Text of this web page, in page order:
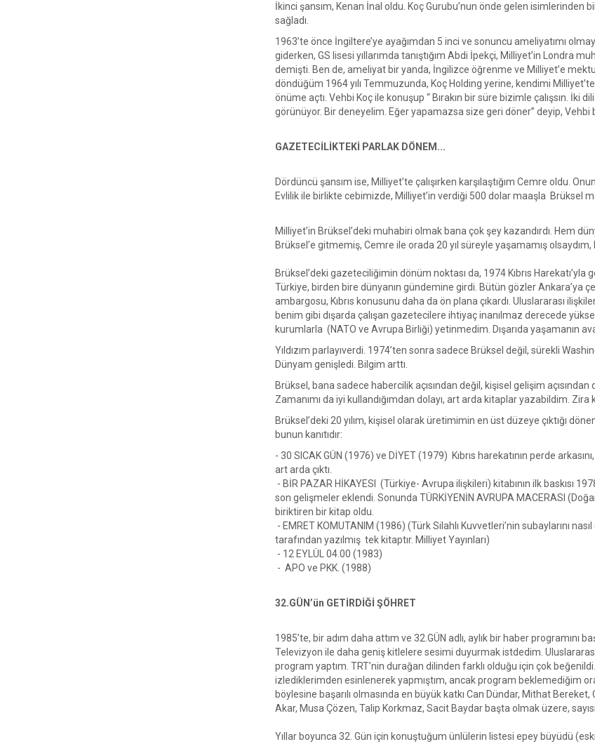
İkinci şansım, Kenan İnal oldu. Koç Gurubu’nun önde gelen
sağladı.
1963’te önce İngiltere’ye ayağımdan 5 inci ve sonuncu ameliyatımı
giderken, GS lisesi yıllarımda tanıştığım Abdi İpekçi, Milliyet’in Londra
demişti. Ben de, ameliyat bir yanda, İngilizce öğrenme ve Milliyet’e
döndüğüm 1964 yılı Temmuzunda, Koç Holding yerine, kendimi
önüme açtı. Vehbi Koç ile konuşup “ Bırakın bir süre bizimle çalışsın.
görünüyor. Bir deneyelim. Eğer yapamazsa size geri döner” deyip, Vehbi
GAZETECİLİKTEKİ PARLAK DÖNEM...
Dördüncü şansım ise, Milliyet’te çalışırken karşılaştığım Cemre oldu.
Evlilik ile birlikte cebimizde, Milliyet’in verdiği 500 dolar maaşla Brüksel
Milliyet’in Brüksel’deki muhabiri olmak bana çok şey kazandırdı. Hem
Brüksel’e gitmemiş, Cemre ile orada 20 yıl süreyle yaşamamış
Brüksel’deki gazeteciliğimin dönüm noktası da, 1974 Kıbrıs
Türkiye, birden bire dünyanın gündemine girdi. Bütün gözler Ankara’ya
ambargosu, Kıbrıs konusunu daha da ön plana çıkardı. Uluslararası
benim gibi dışarda çalışan gazetecilere ihtiyaç inanılmaz derecede
kurumlarla (NATO ve Avrupa Birliği) yetinmedim. Dışarıda yaşamanın
Yıldızım parlayıverdi. 1974’ten sonra sadece Brüksel değil, sürekli
Dünyam genişledi. Bilgim arttı.
Brüksel, bana sadece habercilik açısından değil, kişisel gelişim açısından
Zamanımı da iyi kullandığımdan dolayı, art arda kitaplar yazabildim. Zira
Brüksel’deki 20 yılım, kişisel olarak üretimimin en üst düzeye çıktığı
bunun kanıtıdır:
- 30 SICAK GÜN (1976) ve DİYET (1979) Kıbrıs harekatının perde
art arda çıktı.
- BİR PAZAR HİKAYESI (Türkiye- Avrupa ilişkileri) kitabının ilk baskısı
son gelişmeler eklendi. Sonunda TÜRKİYENİN AVRUPA MACERASI
biriktiren bir kitap oldu.
- EMRET KOMUTANIM (1986) (Türk Silahlı Kuvvetleri’nin subaylarını
tarafından yazılmış tek kitaptır. Milliyet Yayınları)
- 12 EYLÜL 04.00 (1983)
- APO ve PKK. (1988)
32.GÜN’ün GETİRDİĞİ ŞÖHRET
1985’te, bir adım daha attım ve 32.GÜN adlı, aylık bir haber programını
Televizyon ile daha geniş kitlelere sesimi duyurmak istdedim.
program yaptım. TRT’nin durağan dilinden farklı olduğu için çok
izlediklerimden esinlenerek yapmıştım, ancak program beklemediğim
böylesine başarılı olmasında en büyük katkı Can Dündar, Mithat
Akar, Musa Çözen, Talip Korkmaz, Sacit Baydar başta olmak üzere,
Yıllar boyunca 32. Gün için konuştuğum ünlülerin listesi epey büyüdü